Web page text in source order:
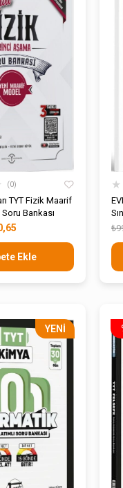
0
TYT Fizik Maarif
Bankası
Ekle
ÜRÜN
★
YENI
ÜRÜN